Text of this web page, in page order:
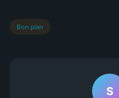
Bon plan
S